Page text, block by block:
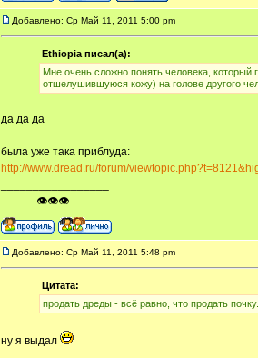
Добавлено: Ср Май 11, 2011 5:00 pm
Ethiopia писал(а):
Мне очень сложно понять человека, который
отшелушившуюся кожу) на голове другого
да да да
была уже така приблуда:
http://www.dread.ru/forum/
ᅠ ᅠ ᅠ👁👁👁
Добавлено: Ср Май 11, 2011 5:48 pm
Цитата:
продать дреды - всё равно, что продать
ну я выдал